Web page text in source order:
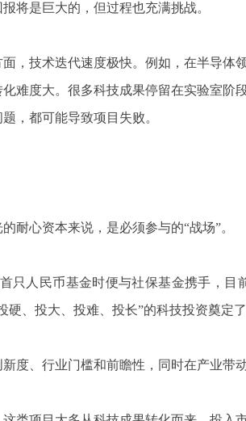
将是巨大的，但过程也充满挑战。
，技术迭代速度极快。例如，在半导体
难度大。很多科技成果停留在实验室阶
，都可能导致项目失败。
耐心资本来说，是必须参与的“战场”。
只人民币基金时便与社保基金携手，目
、投大、投难、投长”的科技投资奠定了
度、行业门槛和前瞻性，同时在产业带